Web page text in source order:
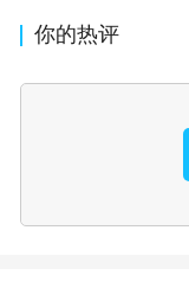
你的热评